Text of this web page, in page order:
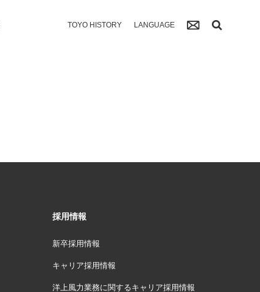
TOYO HISTORY LANGUAGE
採用情報
新卒採用情報
キャリア採用情報
洋上風力業務に関するキャリア採用情報